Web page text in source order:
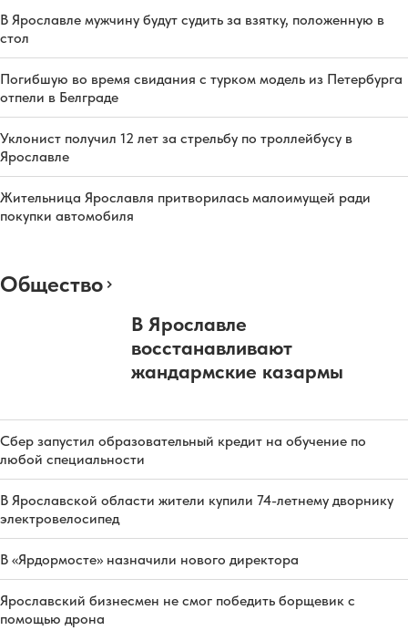
В Ярославле мужчину будут судить за взятку, положенную в
стол
Погибшую во время свидания с турком модель из Петербурга
отпели в Белграде
Уклонист получил 12 лет за стрельбу по троллейбусу в
Ярославле
Жительница Ярославля притворилась малоимущей ради
покупки автомобиля
Общество
В Ярославле
восстанавливают
жандармские казармы
Сбер запустил образовательный кредит на обучение по
любой специальности
В Ярославской области жители купили 74-летнему дворнику
электровелосипед
В «Ярдормосте» назначили нового директора
Ярославский бизнесмен не смог победить борщевик с
помощью дрона